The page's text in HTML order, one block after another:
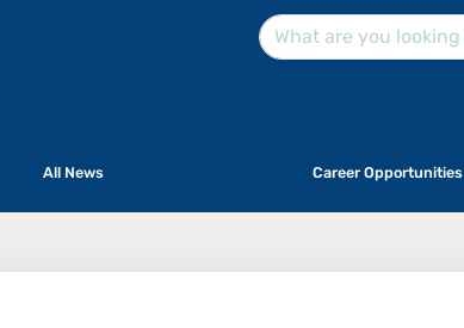
All News Career Opportunities